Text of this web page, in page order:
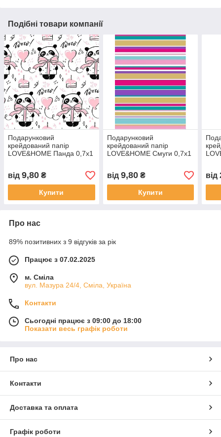
Подібні товари компанії
Подарунковий
крейдований папір
LOVE&HOME Панда 0,7х1
від 9,80 ₴
Купити
Подарунковий
крейдований папір
LOVE&HOME Смуги 0,7х1
від 9,80₴
Купити
від
Про нас
89% позитивних з 9 відгуків за рік
Працює з 07.02.2025
м. Сміла
вул. Мазура 24/4, Сміла, Україна
Контакти
Сьогодні працює з 09:00 до 18:00
Показати весь графік роботи
Про нас
Контакти
Доставка та оплата
Графік роботи